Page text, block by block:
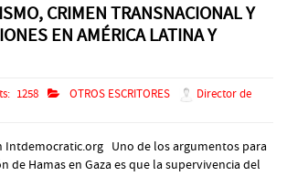
CRIMEN TRANSNACIONAL Y
EN AMÉRICA LATINA Y
1258 OTROS ESCRITORES
Director de
Intdemocratic.org Uno de los argumentos para
de Hamas en Gaza es que la supervivencia del